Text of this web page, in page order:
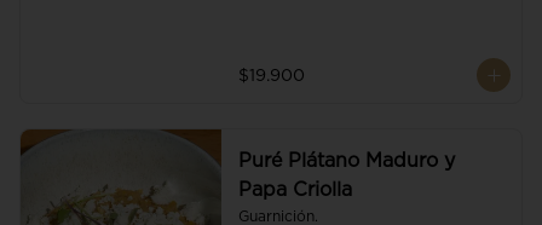
$19.900
Puré Plátano Maduro y
Papa Criolla
Guarnición.